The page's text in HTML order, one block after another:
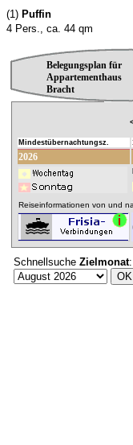
(1) Puffin
4 Pers., ca. 44 qm
Belegungsplan für
Appartementhaus
Bracht
Mindestübernachtungsz.
2026
Reiseinformationen von und
Schnellsuche Zielmonat: